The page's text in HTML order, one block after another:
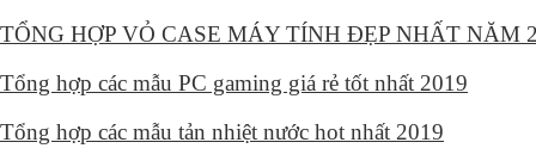
TỔNG HỢP VỎ CASE MÁY TÍNH ĐẸP NHẤT NĂM
Tổng hợp các mẫu PC gaming giá rẻ tốt nhất 2019
Tổng hợp các mẫu tản nhiệt nước hot nhất 2019